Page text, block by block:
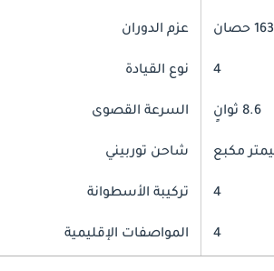
163 حصان عزم الدوران
4 نوع القيادة
8.6 ثوانٍ السرعة القصوى
شاحن توربيني
4 تركيبة الأسطوانة
4 المواصفات الإقليمية